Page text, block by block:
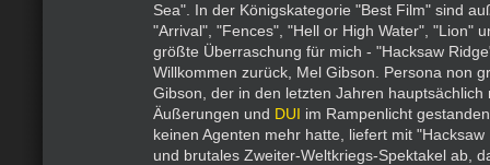
Sea". In der Königskategorie "Best Film" sind
"Arrival", "Fences", "Hell or High Water", "Lion"
größte Überraschung für mich - "Hacksaw
Willkommen zurück, Mel Gibson. Persona non
Gibson, der in den letzten Jahren hauptsächlich
Äußerungen und DUI im Rampenlicht
keinen Agenten mehr hatte, liefert mit
und brutales Zweiter-Weltkriegs-Spektakel ab,